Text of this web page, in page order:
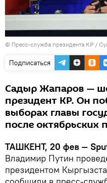
© Пресс-служба президента КР /
Подписаться
Садыр Жапаров —
президент КР. Он
выборах главы
после октябрьских
ТАШКЕНТ, 20 фев —
Владимир Путин
президентом